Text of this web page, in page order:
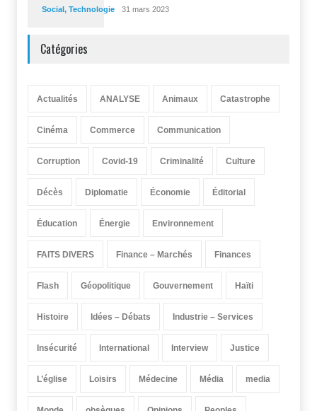
Social, Technologie 31 mars 2023
Catégories
Actualités ANALYSE Animaux Catastrophe
Cinéma Commerce Communication
Corruption Covid-19 Criminalité Culture
Décès Diplomatie Économie Éditorial
Éducation Énergie Environnement
FAITS DIVERS Finance – Marchés Finances
Flash Géopolitique Gouvernement Haïti
Histoire Idées – Débats Industrie – Services
Insécurité International Interview Justice
L’église Loisirs Médecine Média media